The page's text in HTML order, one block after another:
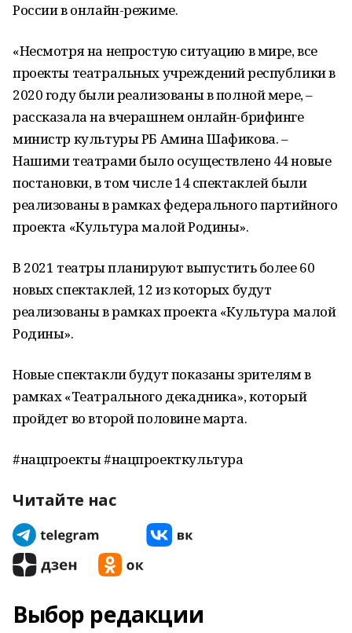
России в онлайн-режиме.
«Несмотря на непростую ситуацию в мире, все
проекты театральных учреждений республики в
2020 году были реализованы в полной мере, –
рассказала на вчерашнем онлайн-брифинге
министр культуры РБ Амина Шафикова. –
Нашими театрами было осуществлено 44 новые
постановки, в том числе 14 спектаклей были
реализованы в рамках федерального партийного
проекта «Культура малой Родины».
В 2021 театры планируют выпустить более 60
новых спектаклей, 12 из которых будут
реализованы в рамках проекта «Культура малой
Родины».
Новые спектакли будут показаны зрителям в
рамках «Театрального декадника», который
пройдет во второй половине марта.
#нацпроекты #нацпроекткультура
Читайте нас
Выбор редакции